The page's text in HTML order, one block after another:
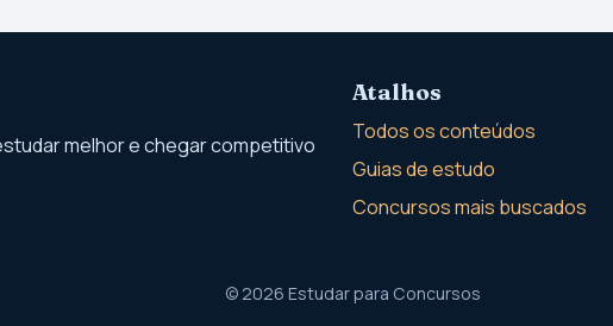
melhor e chegar competitivo
Atalhos
Todos os conteúdos
Guias de estudo
Concursos mais buscados
© 2026 Estudar para Concursos